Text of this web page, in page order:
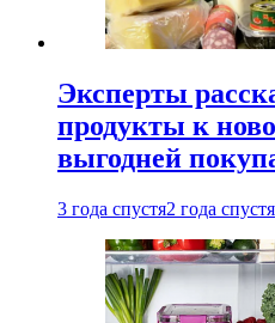
Эксперты
продукты к
выгодней
3 года спустя2 года спустя